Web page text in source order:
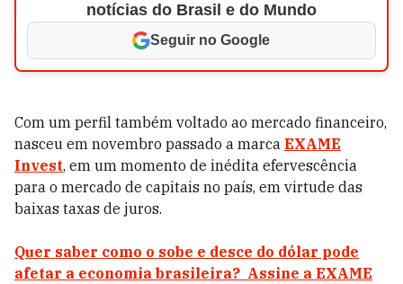
notícias do Brasil e do Mundo
Seguir no Google
Com um perfil também voltado ao mercado financeiro,
nasceu em novembro passado a marca EXAME
Invest, em um momento de inédita efervescência
para o mercado de capitais no país, em virtude das
baixas taxas de juros.
Quer saber como o sobe e desce do dólar pode
afetar a economia brasileira? Assine a EXAME